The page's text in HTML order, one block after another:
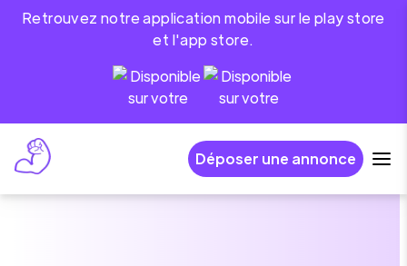
Retrouvez notre application mobile sur le play store
et l'app store.
Déposer une annonce